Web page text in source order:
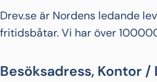
Drev.se är Nordens ledande
fritidsbåtar. Vi har över
Besöksadress, Kontor